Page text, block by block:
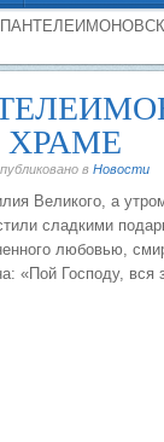
в Новости
Великого, а
сладкими
любовью,
«Пой Господу,